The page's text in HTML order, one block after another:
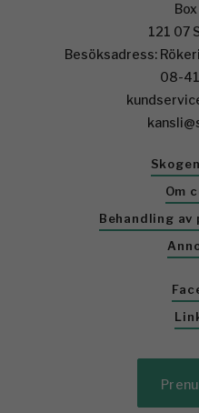
121 07
Besöksadress:
08-
Om
Behandling